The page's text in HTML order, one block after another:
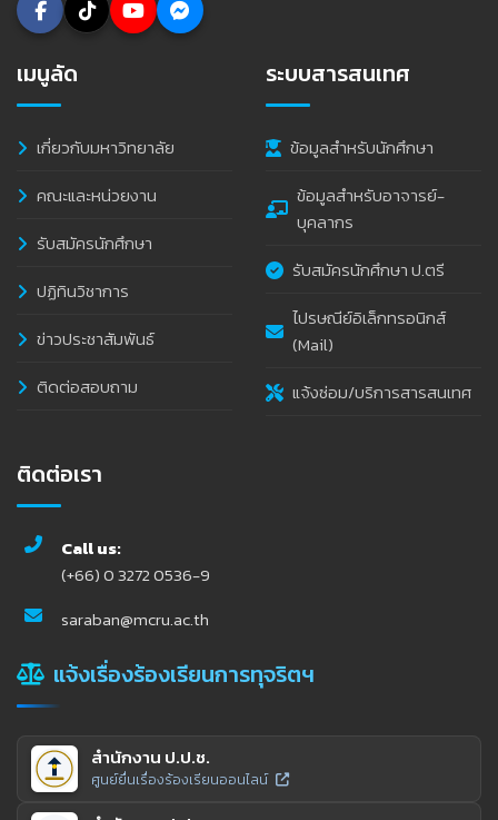
เมนูลัด
เกี่ยวกับมหาวิทยาลัย
คณะและหน่วยงาน
รับสมัครนักศึกษา
ปฏิทินวิชาการ
ข่าวประชาสัมพันธ์
ติดต่อสอบถาม
ระบบสารสนเทศ
ข้อมูลสำหรับนักศึกษา
ข้อมูลสำหรับอาจารย์-
บุคลากร
รับสมัครนักศึกษา ป.ตรี
ไปรษณีย์อิเล็กทรอนิกส์
(Mail)
แจ้งซ่อม/บริการสารสนเทศ
ติดต่อเรา
Call us:
(+66) 0 3272 0536-9
saraban@mcru.ac.th
แจ้งเรื่องร้องเรียนการทุจริตฯ
สำนักงาน ป.ป.ช.
ศูนย์ยื่นเรื่องร้องเรียนออนไลน์